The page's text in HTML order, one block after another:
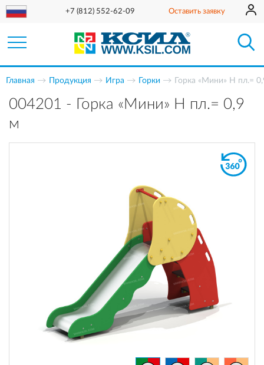
+7 (812) 552-62-09 Оставить заявку
Главная Продукция Игра Горки Горка «Мини» H пл.=
004201 - Горка «Мини» H пл.= 0,9
м